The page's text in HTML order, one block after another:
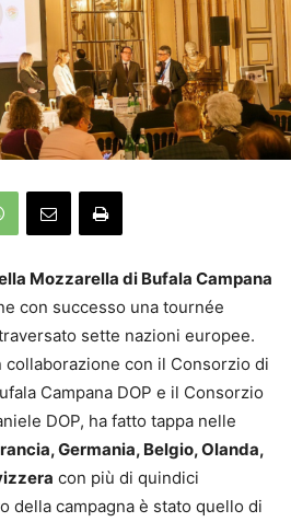
Mozzarella di Bufala Campana
con successo una tournée
sette nazioni europee.
collaborazione con il Consorzio di
Campana DOP e il Consorzio
DOP, ha fatto tappa nelle
Germania, Belgio, Olanda,
con più di quindici
della campagna è stato quello di